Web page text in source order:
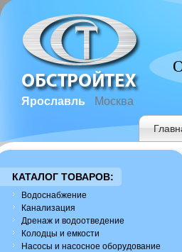
Ярославль Москва
КАТАЛОГ ТОВАРОВ:
Водоснабжение
Канализация
Дренаж и водоотведение
Колодцы и емкости
Насосы и насосное оборудование